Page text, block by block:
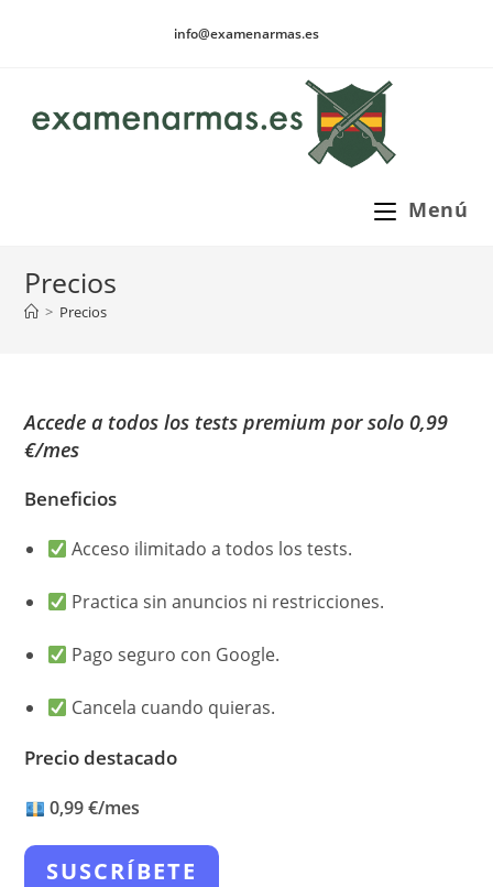
info@examenarmas.es
Menú
Precios
> Precios
Accede a todos los tests premium por solo0,99
€/mes
Beneficios
Acceso ilimitado a todos los tests.
Practica sin anuncios ni restricciones.
Pago seguro con Google.
Cancela cuando quieras.
Precio destacado
0,99 €/mes
SUSCRÍBETE